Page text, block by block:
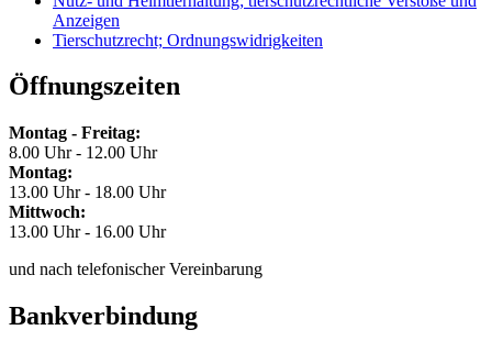
Anzeigen
Tierschutzrecht; Ordnungswidrigkeiten
Öffnungszeiten
Montag - Freitag:
8.00 Uhr - 12.00 Uhr
Montag:
13.00 Uhr - 18.00 Uhr
Mittwoch:
13.00 Uhr - 16.00 Uhr
und nach telefonischer Vereinbarung
Bankverbindung